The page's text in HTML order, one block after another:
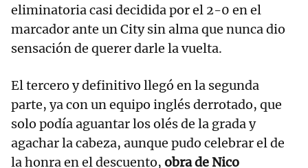
eliminatoria casi decidida por el 2-0 en el
marcador ante un City sin alma que nunca dio
sensación de querer darle la vuelta.
El tercero y definitivo llegó en la segunda
parte, ya con un equipo inglés derrotado, que
solo podía aguantar los olés de la grada y
agachar la cabeza, aunque pudo celebrar el de
la honra en el descuento, obra de Nico